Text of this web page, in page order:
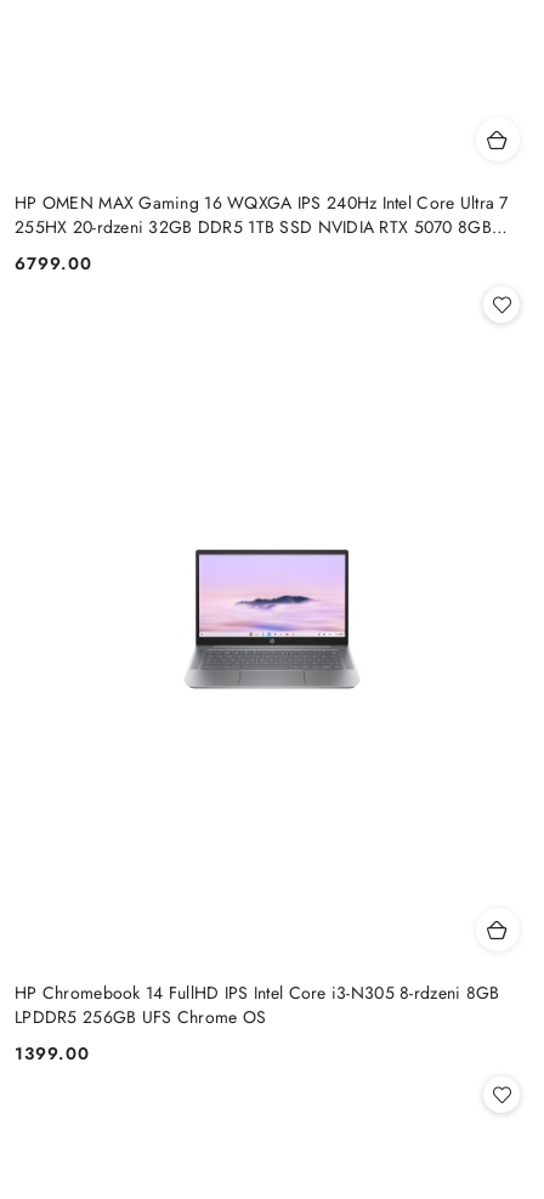
HP OMEN MAX Gaming 16 WQXGA IPS 240Hz Intel Core Ultra 7
255HX 20-rdzeni 32GB DDR5 1TB SSD NVIDIA RTX 5070 8GB
Cena:
6799.00
HP Chromebook 14 FullHD IPS Intel Core i3-N305 8-rdzeni 8GB
LPDDR5 256GB UFS Chrome OS
Cena:
1399.00